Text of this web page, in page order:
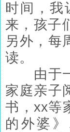
时间，我
来，孩子
另外，每
读。
由于一
家庭亲子
书，xx等
的外婆